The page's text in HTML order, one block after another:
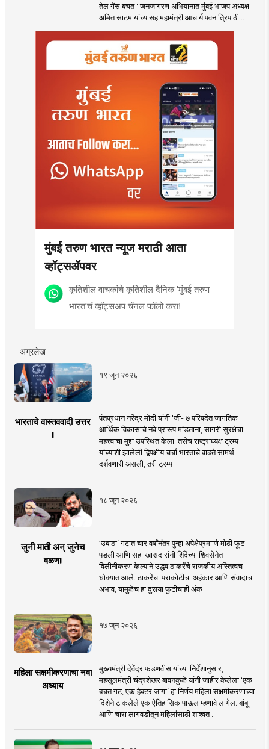
तेल गॅस बचत ' जनजागरण अभियानात मुंबई भाजप अध्यक्ष
अमित साटम यांच्यासह महामंत्री आचार्य पवन त्रिपाठी ..
मुंबई तरुण भारत न्यूज मराठी आता
व्हॉट्सॲपवर
कृतिशील वाचकांचे कृतिशील दैनिक 'मुंबई तरुण
भारत'चं व्हॉट्सअप चॅनल फॉलो करा!
अग्रलेख
१९ जून २०२६
भारताचे वास्तववादी उत्तर
!
पंतप्रधान नरेंद्र मोदी यांनी 'जी- ७ परिषदेत जागतिक
आर्थिक विकासाचे नवे प्रारूप मांडताना, सागरी सुरक्षेचा
महत्त्वाचा मुद्दा उपस्थित केला. तसेच राष्ट्राध्यक्ष ट्रम्प
यांच्याशी झालेली द्विपक्षीय चर्चा भारताचे वाढते सामर्थ
दर्शवणारी असली, तरी ट्रम्प ..
१८ जून २०२६
जुनी माती अन् जुनेच
वळण!
‘उबाठा’ गटात चार वर्षांनंतर पुन्हा अपेक्षेप्रमााणे मोठी फूट
पडली आणि सहा खासदारांनी शिंदेंच्या शिवसेनेत
विलीनीकरण केल्याने उद्धव ठाकरेंचे राजकीय अस्तित्वच
धोक्यात आले. ठाकरेंचा पराकोटीचा अहंकार आणि संवादाचा
अभाव, यामुळेच हा दुसर्‍या फुटीचाही अंक ..
१७ जून २०२६
महिला सक्षमीकरणाचा नवा
अध्याय
मुख्यमंत्री देवेंद्र फडणवीस यांच्या निर्देशानुसार,
महसूलमंत्री चंद्रशेखर बावनकुळे यांनी जाहीर केलेला ‘एक
बचत गट, एक हेक्टर जागा’ हा निर्णय महिला सक्षमीकरणाच्या
दिशेने टाकलेले एक ऐतिहासिक पाऊल म्हणावे लागेल. बांबू
आणि चारा लागवडीतून महिलांसाठी शाश्वत ..